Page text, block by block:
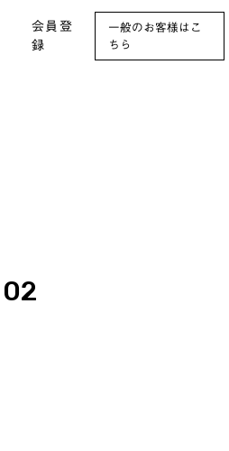
会員登
録
一般のお客様はこ
ちら
02